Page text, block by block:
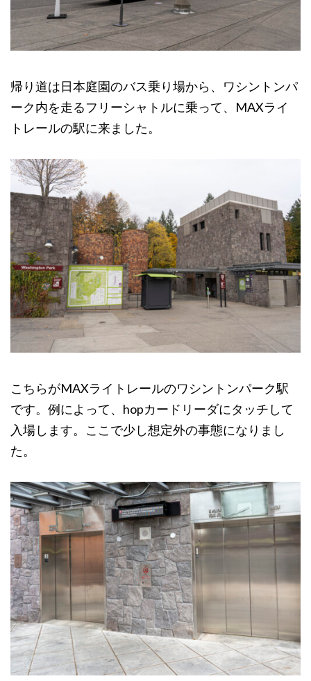
帰り道は日本庭園のバス乗り場から、ワシントンパ
ーク内を走るフリーシャトルに乗って、MAXライ
トレールの駅に来ました。
こちらがMAXライトレールのワシントンパーク駅
です。例によって、hopカードリーダにタッチして
入場します。ここで少し想定外の事態になりまし
た。